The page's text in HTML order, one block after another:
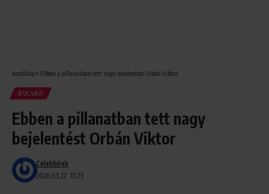
Kezdőlap» Ebben a pillanatban tett nagy bejelentést Orbán Viktor
BULVÁR
Ebben a pillanatban tett nagy
bejelentést Orbán Viktor
2026.05.22. 15:25
Celebhírek